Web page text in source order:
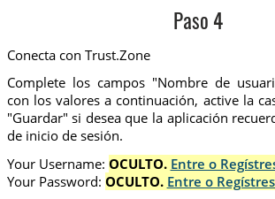
Paso 4
Conecta con Trust.Zone
Complete los campos "Nombre de
con los valores a continuación, active la
"Guardar" si desea que la aplicación
de inicio de sesión.
Your Username: OCULTO. Entre o
Your Password: OCULTO. Entre o